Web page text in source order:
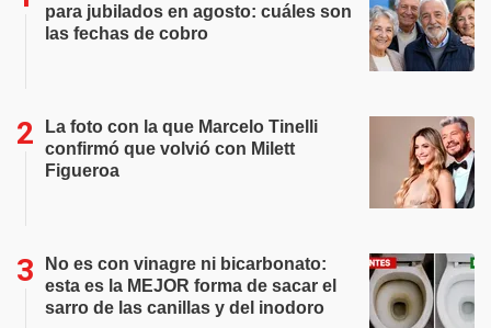
para jubilados en agosto: cuáles son
las fechas de cobro
La foto con la que Marcelo Tinelli
confirmó que volvió con Milett
Figueroa
No es con vinagre ni bicarbonato:
esta es la MEJOR forma de sacar el
sarro de las canillas y del inodoro